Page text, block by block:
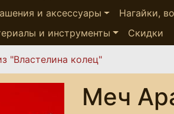
и аксессуары Нагайки,
и инструменты
Скидки
"Властелина колец"
Меч